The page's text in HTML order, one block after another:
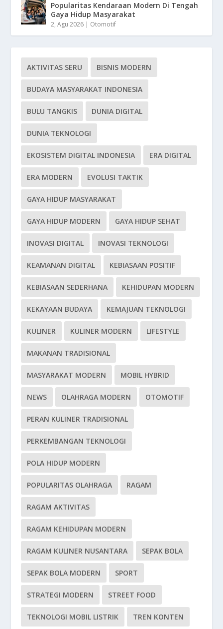
Popularitas Kendaraan Modern Di Tengah
Gaya Hidup Masyarakat
2, Agu 2026 | Otomotif
AKTIVITAS SERU BISNIS MODERN
BUDAYA MASYARAKAT INDONESIA
BULU TANGKIS DUNIA DIGITAL
DUNIA TEKNOLOGI
EKOSISTEM DIGITAL INDONESIA ERA DIGITAL
ERA MODERN EVOLUSI TAKTIK
GAYA HIDUP MASYARAKAT
GAYA HIDUP MODERN GAYA HIDUP SEHAT
INOVASI DIGITAL INOVASI TEKNOLOGI
KEAMANAN DIGITAL KEBIASAAN POSITIF
KEBIASAAN SEDERHANA KEHIDUPAN MODERN
KEKAYAAN BUDAYA KEMAJUAN TEKNOLOGI
KULINER KULINER MODERN LIFESTYLE
MAKANAN TRADISIONAL
MASYARAKAT MODERN MOBIL HYBRID
NEWS OLAHRAGA MODERN OTOMOTIF
PERAN KULINER TRADISIONAL
PERKEMBANGAN TEKNOLOGI
POLA HIDUP MODERN
POPULARITAS OLAHRAGA RAGAM
RAGAM AKTIVITAS
RAGAM KEHIDUPAN MODERN
RAGAM KULINER NUSANTARA SEPAK BOLA
SEPAK BOLA MODERN SPORT
STRATEGI MODERN STREET FOOD
TEKNOLOGI MOBIL LISTRIK TREN KONTEN